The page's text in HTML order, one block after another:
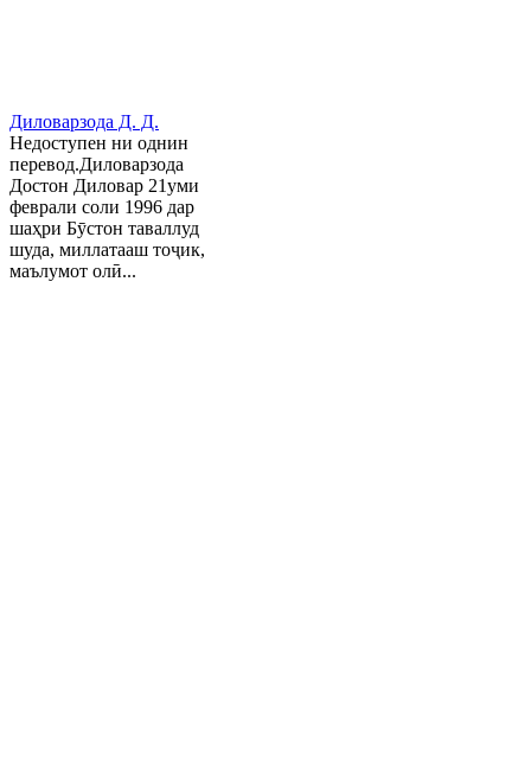
Диловарзода Д. Д.
Недоступен ни однин
перевод.Диловарзода
Достон Диловар 21уми
феврали соли 1996 дар
шаҳри Бӯстон таваллуд
шуда, миллатааш тоҷик,
маълумот олӣ...